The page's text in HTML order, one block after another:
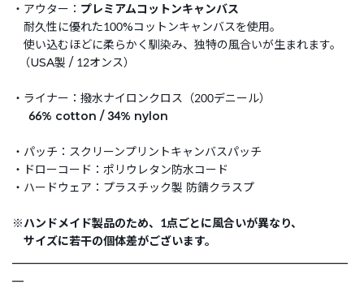
・アウター： プレミアムコットンキャンバス
耐久性に優れた100%コットンキャンバスを使用。
使い込むほどに柔らかく馴染み、独特の風合いが生まれます。
（USA製 / 12オンス）
・ライナー：撥水ナイロンクロス（200デニール）
66% cotton / 34% nylon
・パッチ：スクリーンプリントキャンバスパッチ
・ドローコード：ポリウレタン防水コード
・ハードウェア：プラスチック製 防錆クラスプ
※ハンドメイド製品のため、1点ごとに風合いが異なり、
サイズに若干の個体差がございます。